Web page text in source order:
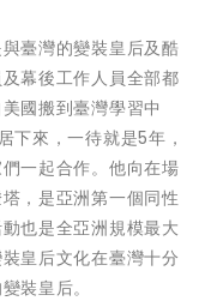
臺灣的變裝皇后及酷
幕後工作人員全部都
國搬到臺灣學習中
下來，一待就是5年，
一起合作。他向在場
，是亞洲第一個同性
也是全亞洲規模最大
皇后文化在臺灣十分
裝皇后。